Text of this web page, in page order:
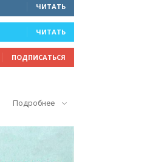
ЧИТАТЬ
ЧИТАТЬ
ПОДПИСАТЬСЯ
Подробнее